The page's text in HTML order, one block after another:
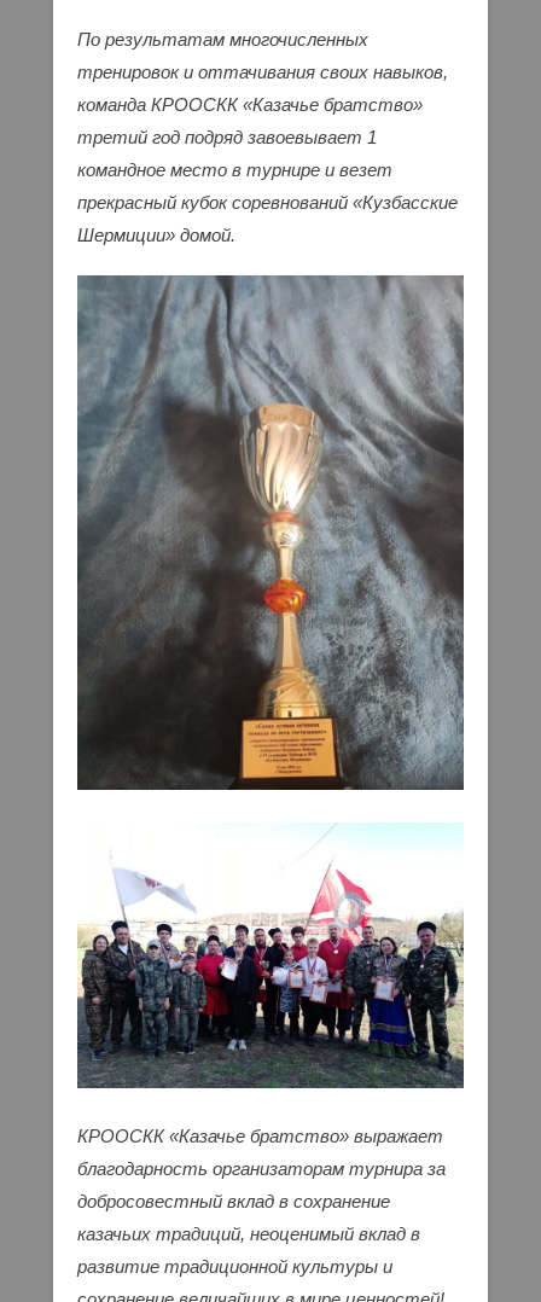
По результатам многочисленных
тренировок и оттачивания своих навыков,
команда КРООСКК «Казачье братство»
третий год подряд завоевывает 1
командное место в турнире и везет
прекрасный кубок соревнований «Кузбасские
Шермиции» домой.
КРООСКК «Казачье братство» выражает
благодарность организаторам турнира за
добросовестный вклад в сохранение
казачьих традиций, неоценимый вклад в
развитие традиционной культуры и